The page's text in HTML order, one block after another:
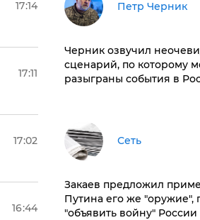
17:14
17:11
17:02
16:44
Петр Черник
Черник озвучил
сценарий, по которому
разыграны события в
Сеть
Закаев предложил
Путина его же "оружие",
"объявить войну" России